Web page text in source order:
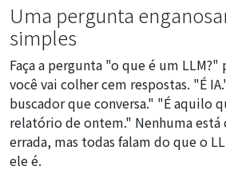
Uma pergunta
simples
Faça a pergunta "o que é um LLM?"
você vai colher cem respostas. "É
buscador que conversa." "É aquilo
relatório de ontem." Nenhuma
errada, mas todas falam do que o
ele é.